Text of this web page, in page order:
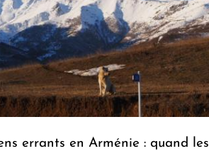
errants en Arménie : quand les